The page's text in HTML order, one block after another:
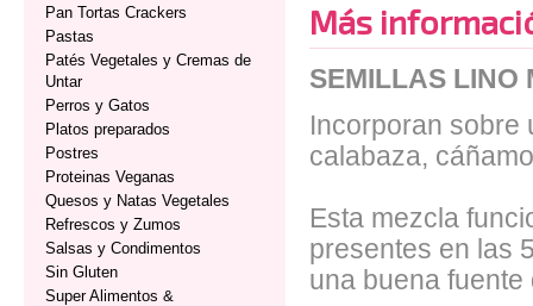
Pan Tortas Crackers
Pastas
Patés Vegetales y Cremas de
Untar
Perros y Gatos
Platos preparados
Postres
Proteinas Veganas
Quesos y Natas Vegetales
Refrescos y Zumos
Salsas y Condimentos
Sin Gluten
Super Alimentos &
Más
SEMILLAS LINO
Incorporan sobre
calabaza,
Esta mezcla
presentes en las
una buena